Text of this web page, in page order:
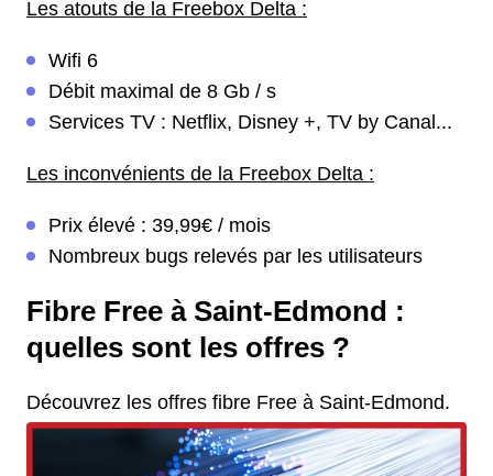
Les atouts de la Freebox Delta :
Wifi 6
Débit maximal de 8 Gb / s
Services TV : Netflix, Disney +, TV by Canal...
Les inconvénients de la Freebox Delta :
Prix élevé : 39,99€ / mois
Nombreux bugs relevés par les utilisateurs
Fibre Free à Saint-Edmond :
quelles sont les offres ?
Découvrez les offres fibre Free à Saint-Edmond.